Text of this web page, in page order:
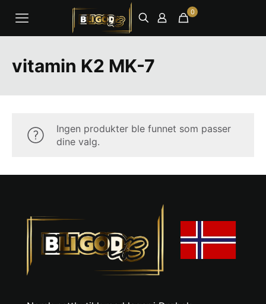
0
vitamin K2 MK-7
Ingen produkter ble funnet som passer
dine valg.